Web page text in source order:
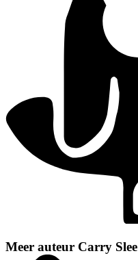
Meer auteur Carry Slee